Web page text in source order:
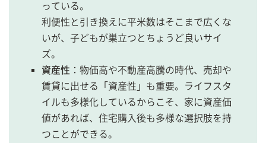
っている。
利便性と引き換えに平米数はそこまで広くな
いが、子どもが巣立つとちょうど良いサイ
ズ。
資産性 ：物価高や不動産高騰の時代、売却や
賃貸に出せる「資産性」も重要。ライフスタ
イルも多様化しているからこそ、家に資産価
値があれば、住宅購入後も多様な選択肢を持
つことができる。